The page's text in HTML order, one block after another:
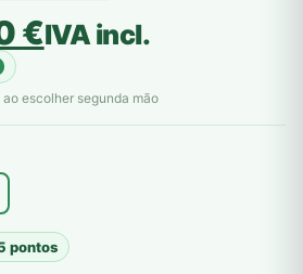
€IVA incl.
ao escolher segunda mão
pontos